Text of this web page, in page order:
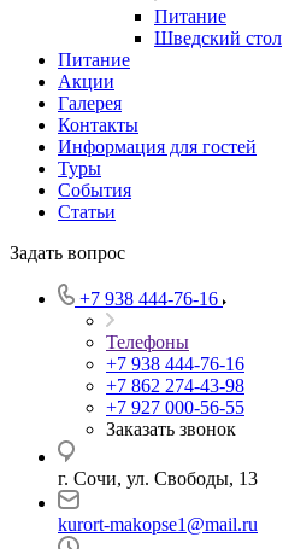
Питание
Шведский стол
Питание
Акции
Галерея
Контакты
Информация для гостей
Туры
События
Статьи
Задать вопрос
+7 938 444-76-16
Телефоны
+7 938 444-76-16
+7 862 274-43-98
+7 927 000-56-55
Заказать звонок
г. Сочи, ул. Свободы, 13
kurort-makopse1@mail.ru